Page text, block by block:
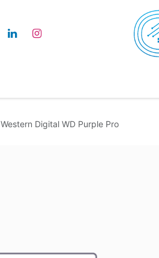
Western Digital WD Purple Pro